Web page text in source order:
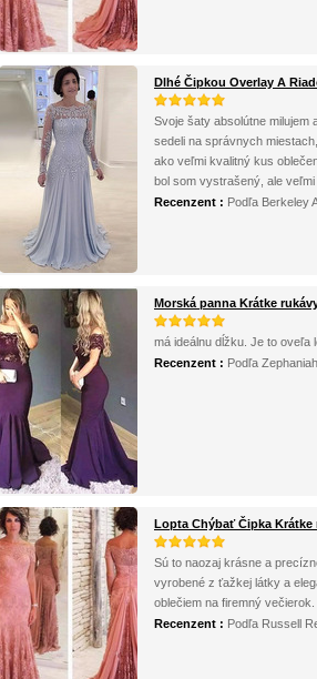
Dlhé Čipkou Overlay A
Svoje šaty absolútne milujem
sedeli na správnych
ako veľmi kvalitný kus
bol som vystrašený, ale
Recenzent : Podľa Berkeley
Morská panna Krátke
má ideálnu dĺžku. Je to oveľa
Recenzent : Podľa
Lopta Chýbať Čipka Krátke
Sú to naozaj krásne a
vyrobené z ťažkej látky a
oblečiem na firemný
Recenzent : Podľa Russell